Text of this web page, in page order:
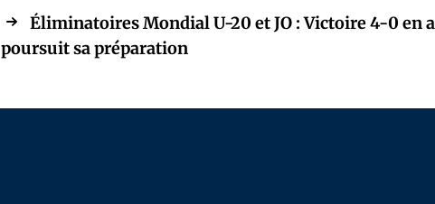
Éliminatoires Mondial U-20 et JO : Victoire 4-0 en
poursuit sa préparation